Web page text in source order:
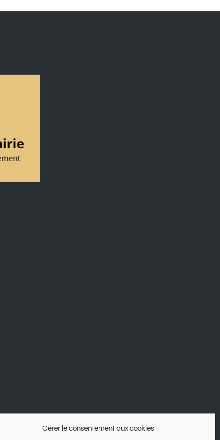
Gérer le consentement aux cookies